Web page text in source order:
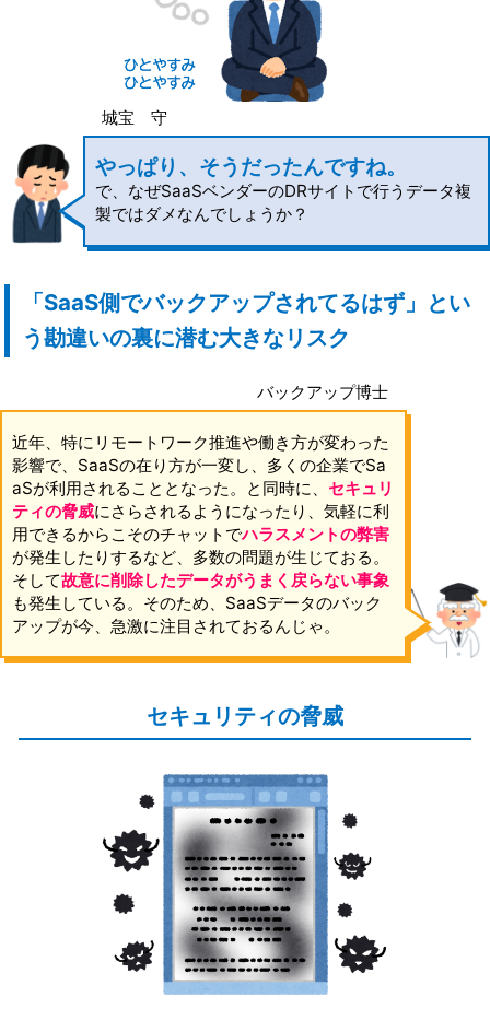
城宝 守
やっぱり、そうだったんですね。
で、なぜSaaSベンダーのDRサイトで行うデータ複
製ではダメなんでしょうか？
「SaaS側でバックアップされてるはず」とい
う勘違いの裏に潜む大きなリスク
バックアップ博士
近年、特にリモートワーク推進や働き方が変わった
影響で、SaaSの在り方が一変し、多くの企業でSa
aSが利用されることとなった。と同時に、 セキュリ
ティの脅威にさらされるようになったり、気軽に利
用できるからこそのチャットでハラスメントの弊害
が発生したりするなど、多数の問題が生じておる。
そして故意に削除したデータがうまく戻らない事象
も発生している。そのため、SaaSデータのバック
アップが今、急激に注目されておるんじゃ。
セキュリティの脅威